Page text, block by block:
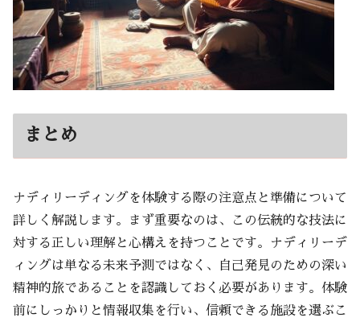
まとめ
ナディリーディングを体験する際の注意点と準備について
詳しく解説します。まず重要なのは、この伝統的な技法に
対する正しい理解と心構えを持つことです。ナディリーデ
ィングは単なる未来予測ではなく、自己発見のための深い
精神的旅であることを認識しておく必要があります。体験
前にしっかりと情報収集を行い、信頼できる施設を選ぶこ